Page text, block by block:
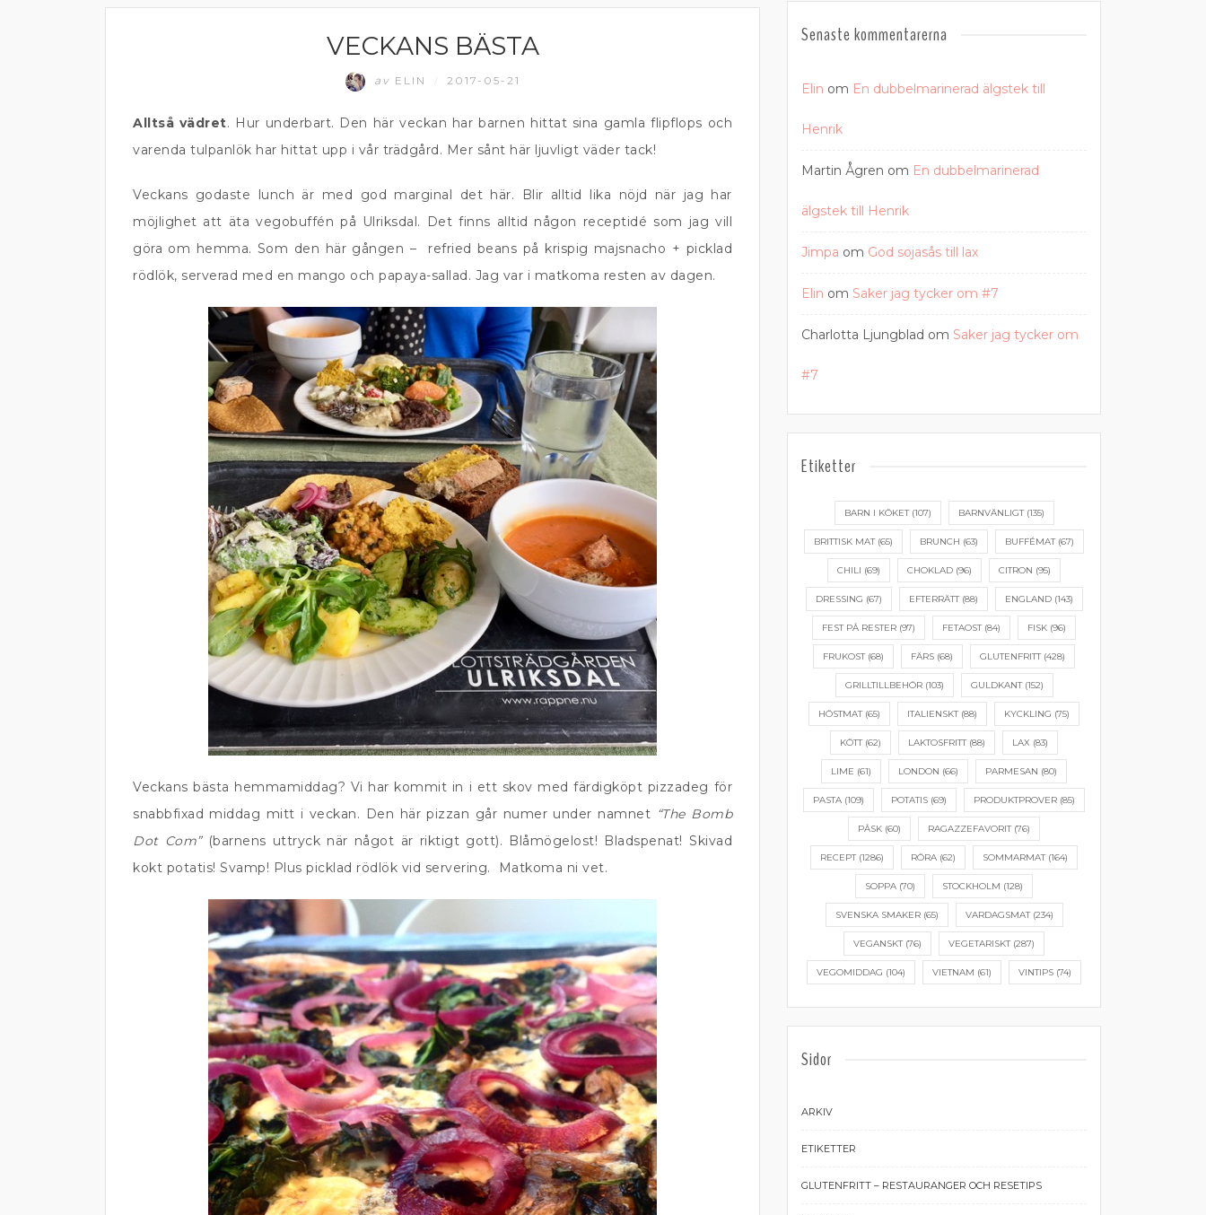
VECKANS BÄSTA
av ELIN 2017-05-21
Alltså vädret. Hur underbart. Den här veckan har barnen hittat sina gamla flipflops och
varenda tulpanlök har hittat upp i vår trädgård. Mer sånt här ljuvligt väder tack!
Veckans godaste lunch är med god marginal det här. Blir alltid lika nöjd när jag har
möjlighet att äta vegobuffén på Ulriksdal. Det finns alltid någon receptidé som jag vill
göra om hemma. Som den här gången – refried beans på krispig majsnacho + picklad
rödlök, serverad med en mango och papaya-sallad. Jag var i matkoma resten av dagen.
Veckans bästa hemmamiddag? Vi har kommit in i ett skov med färdigköpt pizzadeg för
snabbfixad middag mitt i veckan. Den här pizzan går numer under namnet “The Bomb
Dot Com”(barnens uttryck när något är riktigt gott). Blåmögelost! Bladspenat! Skivad
kokt potatis! Svamp! Plus picklad rödlök vid servering. Matkoma ni vet.
Senaste kommentarerna
Elin om En dubbelmarinerad älgstek till
Henrik
Martin Ågren om En dubbelmarinerad
älgstek till Henrik
Jimpa om God sojasås till lax
Elin om Saker jag tycker om #7
Charlotta Ljungblad om Saker jag tycker om
#7
Etiketter
BARN I KÖKET(107) BARNVÄNLIGT(135)
BRITTISK MAT(65) BRUNCH (63) BUFFÉMAT(67)
CHILI (69) CHOKLAD (96) CITRON (95)
DRESSING (67) EFTERRÄTT(88) ENGLAND(143)
FEST PÅ RESTER (97) FETAOST(84) FISK (96)
FRUKOST(68) FÄRS (68) GLUTENFRITT(428)
GRILLTILLBEHÖR(103) GULDKANT(152)
HÖSTMAT(65) ITALIENSKT(88) KYCKLING (75)
KÖTT(62) LAKTOSFRITT(88) LAX (83)
LIME (61) LONDON (66) PARMESAN (80)
PASTA (109) POTATIS (69) PRODUKTPROVER (85)
PÅSK (60) RAGAZZEFAVORIT(76)
RECEPT(1286) RÖRA (62) SOMMARMAT(164)
SOPPA (70) STOCKHOLM (128)
SVENSKA SMAKER(65) VARDAGSMAT(234)
VEGANSKT(76) VEGETARISKT(287)
VEGOMIDDAG (104) VIETNAM (61) VINTIPS (74)
Sidor
ARKIV
ETIKETTER
GLUTENFRITT – RESTAURANGER OCH RESETIPS